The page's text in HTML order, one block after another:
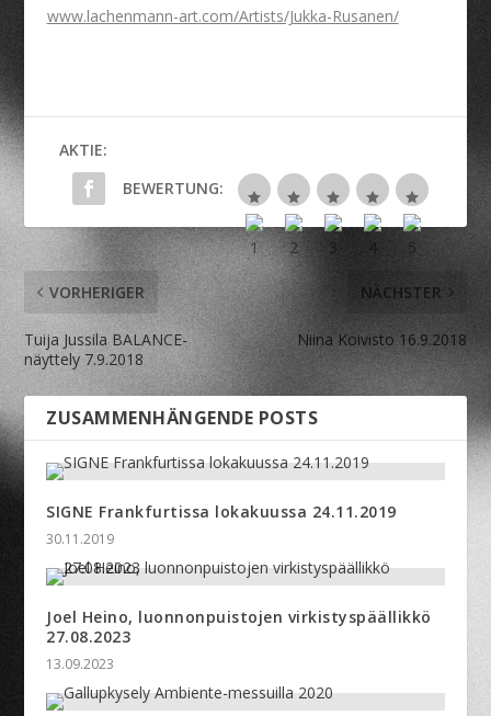
www.lachenmann-art.com/Artists/Jukka-Rusanen/
AKTIE:
BEWERTUNG:
VORHERIGER
Tuija Jussila BALANCE-
näyttely 7.9.2018
NÄCHSTER
Niina Koivisto 16.9.2018
ZUSAMMENHÄNGENDE POSTS
SIGNE Frankfurtissa lokakuussa 24.11.2019
30.11.2019
Joel Heino, luonnonpuistojen virkistyspäällikkö
27.08.2023
13.09.2023